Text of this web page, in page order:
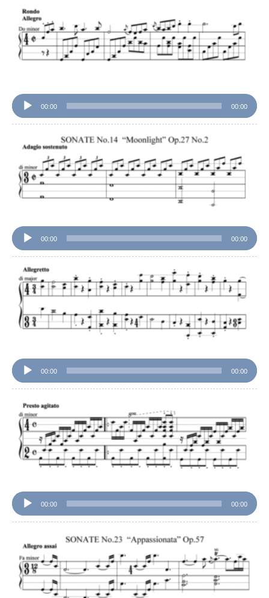
プ
レ
ー
ヤ
ー
00:00 00:00
音
声
レ
ー
ヤ
00:00 00:00
声
プ
レ
ヤ
ー
00:00 00:00
声
プ
レ
ー
ヤ
ー
00:00 00:00
声
レ
ー
ヤ
ー